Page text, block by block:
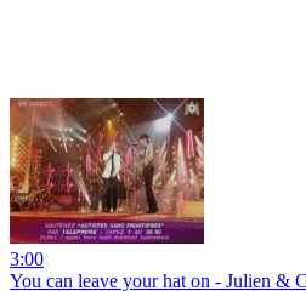
3:00
You can leave your hat on - Julien &